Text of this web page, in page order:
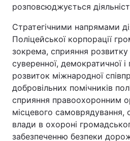
розповсюджується
Стратегічними напрямами
Поліцейської корпорації
зокрема, сприяння розвитку
суверенної, демократичної
розвиток міжнародної
добровільних помічників
сприяння правоохоронним
місцевого самоврядування,
влади в охороні
забезпеченню безпеки